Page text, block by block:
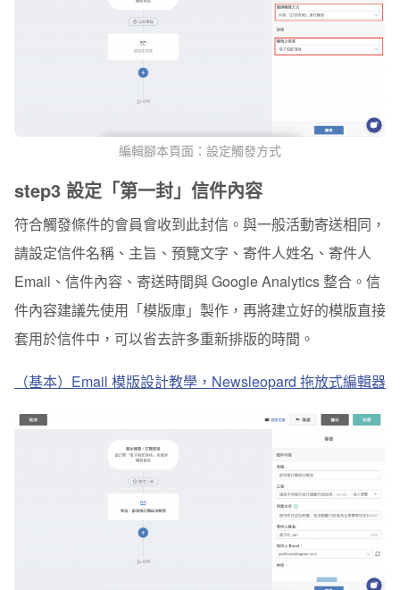
編輯腳本頁面：設定觸發方式
step3 設定「第一封」信件內容
符合觸發條件的會員會收到此封信。與一般活動寄送相同，
請設定信件名稱、主旨、預覽文字、寄件人姓名、寄件人
Email、信件內容、寄送時間與 Google Analytics 整合。信
件內容建議先使用「模版庫」製作，再將建立好的模版直接
套用於信件中，可以省去許多重新排版的時間。
（基本）Email 模版設計教學，Newsleopard 拖放式編輯器